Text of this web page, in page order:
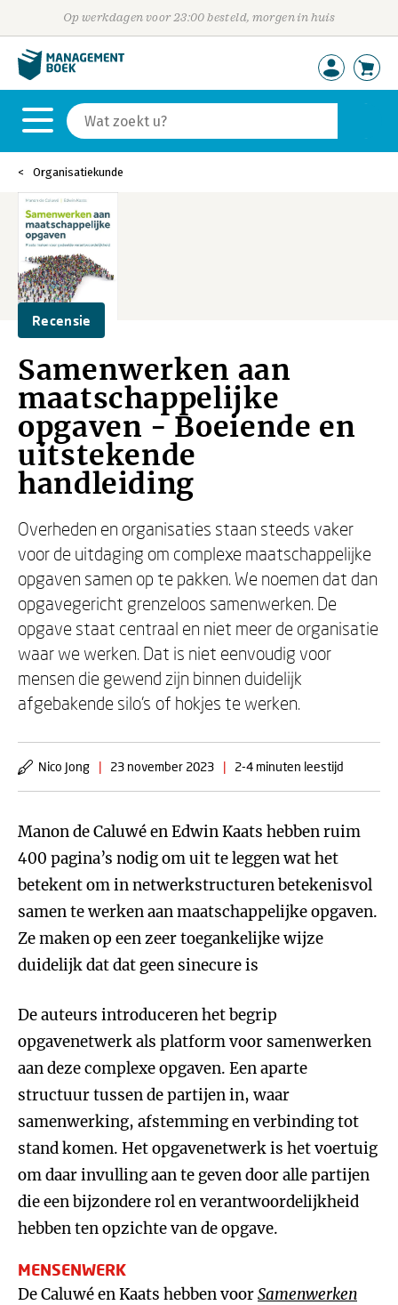
Op werkdagen voor 23:00 besteld, morgen in huis
Organisatiekunde
Recensie
Samenwerken aan
maatschappelijke
opgaven - Boeiende en
uitstekende
handleiding
Overheden en organisaties staan steeds vaker
voor de uitdaging om complexe maatschappelijke
opgaven samen op te pakken. We noemen dat dan
opgavegericht grenzeloos samenwerken. De
opgave staat centraal en niet meer de organisatie
waar we werken. Dat is niet eenvoudig voor
mensen die gewend zijn binnen duidelijk
afgebakende silo’s of hokjes te werken.
Nico Jong | 23 november 2023 | 2-4 minuten leestijd
Manon de Caluwé en Edwin Kaats hebben ruim
400 pagina’s nodig om uit te leggen wat het
betekent om in netwerkstructuren betekenisvol
samen te werken aan maatschappelijke opgaven.
Ze maken op een zeer toegankelijke wijze
duidelijk dat dat geen sinecure is
De auteurs introduceren het begrip
opgavenetwerk als platform voor samenwerken
aan deze complexe opgaven. Een aparte
structuur tussen de partijen in, waar
samenwerking, afstemming en verbinding tot
stand komen. Het opgavenetwerk is het voertuig
om daar invulling aan te geven door alle partijen
die een bijzondere rol en verantwoordelijkheid
hebben ten opzichte van de opgave.
MENSENWERK
De Caluwé en Kaats hebben voorSamenwerken